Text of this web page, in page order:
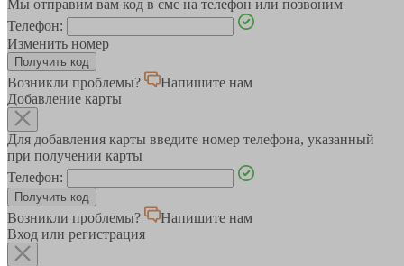
Мы отправим вам код в смс на телефон или позвоним
Телефон:
Изменить номер
Возникли проблемы?
Напишите нам
Добавление карты
Для добавления карты введите номер телефона, указанный
при получении карты
Телефон:
Возникли проблемы?
Напишите нам
Вход или регистрация